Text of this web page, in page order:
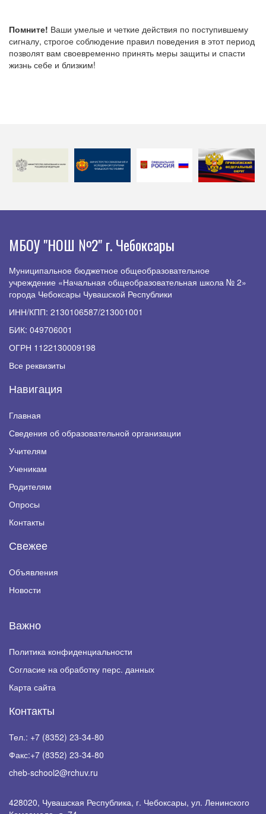
Помните! Ваши умелые и четкие действия по поступившему
сигналу, строгое соблюдение правил поведения в этот период
позволят вам своевременно принять меры защиты и спасти
жизнь себе и близким!
МБОУ "НОШ №2" г. Чебоксары
Муниципальное бюджетное общеобразовательное
учреждение «Начальная общеобразовательная школа № 2»
города Чебоксары Чувашской Республики
ИНН/КПП: 2130106587/213001001
БИК: 049706001
ОГРН 1122130009198
Все реквизиты
Навигация
Главная
Сведения об образовательной организации
Учителям
Ученикам
Родителям
Опросы
Контакты
Свежее
Объявления
Новости
Важно
Политика конфиденциальности
Согласие на обработку перс. данных
Карта сайта
Контакты
Тел.: +7 (8352) 23-34-80
Факс:+7 (8352) 23-34-80
cheb-school2@rchuv.ru
428020, Чувашская Республика, г. Чебоксары, ул. Ленинского